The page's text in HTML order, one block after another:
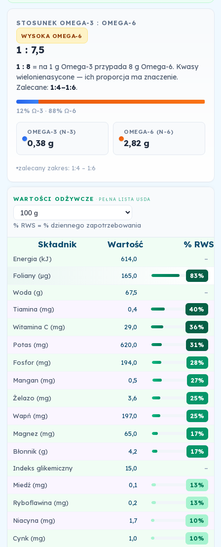
STOSUNEK OMEGA-3 : OMEGA-6
WYSOKA OMEGA-6
1 : 7,5
1 : 8 = na 1 g Omega-3 przypada 8 g Omega-6. Kwasy
wielonienasycone — ich proporcja ma znaczenie.
Zalecane: 1:4–1:6.
12% Ω-3 · 88% Ω-6
OMEGA-3 (N-3)
0,38 g
OMEGA-6 (N-6)
2,82 g
zalecany zakres: 1:4 – 1:6
WARTOŚCI ODŻYWCZE· PEŁNA LISTA USDA
% RWS = % dziennego zapotrzebowania
Składnik Wartość % RWS
Energia (kJ) 614,0 –
Foliany (µg) 165,0 83%
Woda (g) 67,5 –
Tiamina (mg) 0,4 40%
Witamina C (mg) 29,0 36%
Potas (mg) 620,0 31%
Fosfor (mg) 194,0 28%
Mangan (mg) 0,5 27%
Żelazo (mg) 3,6 25%
Wapń (mg) 197,0 25%
Magnez (mg) 65,0 17%
Błonnik (g) 4,2 17%
Indeks glikemiczny 15,0 –
Miedź (mg) 0,1 13%
Ryboflawina (mg) 0,2 13%
Niacyna (mg) 1,7 10%
Cynk (mg) 1,0 10%